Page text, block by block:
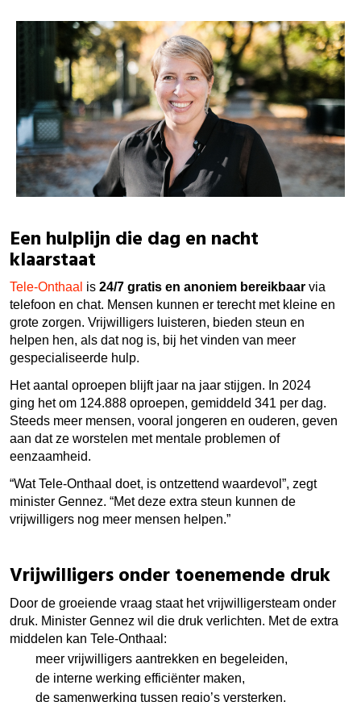
Een hulplijn die dag en nacht
klaarstaat
Tele-Onthaal is 24/7 gratis en anoniem bereikbaar via
telefoon en chat. Mensen kunnen er terecht met kleine en
grote zorgen. Vrijwilligers luisteren, bieden steun en
helpen hen, als dat nog is, bij het vinden van meer
gespecialiseerde hulp.
Het aantal oproepen blijft jaar na jaar stijgen. In 2024
ging het om 124.888 oproepen, gemiddeld 341 per dag.
Steeds meer mensen, vooral jongeren en ouderen, geven
aan dat ze worstelen met mentale problemen of
eenzaamheid.
“Wat Tele-Onthaal doet, is ontzettend waardevol”, zegt
minister Gennez. “Met deze extra steun kunnen de
vrijwilligers nog meer mensen helpen.”
Vrijwilligers onder toenemende druk
Door de groeiende vraag staat het vrijwilligersteam onder
druk. Minister Gennez wil die druk verlichten. Met de extra
middelen kan Tele-Onthaal:
meer vrijwilligers aantrekken en begeleiden,
de interne werking efficiënter maken,
de samenwerking tussen regio’s versterken,